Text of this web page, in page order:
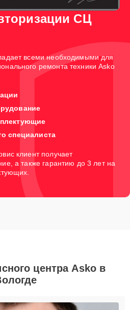
СЦ
всеми необходимыми для
ремонта техники Asko
специалиста
клиент получает
а также гарантию до 3 лет на
центра Asko в